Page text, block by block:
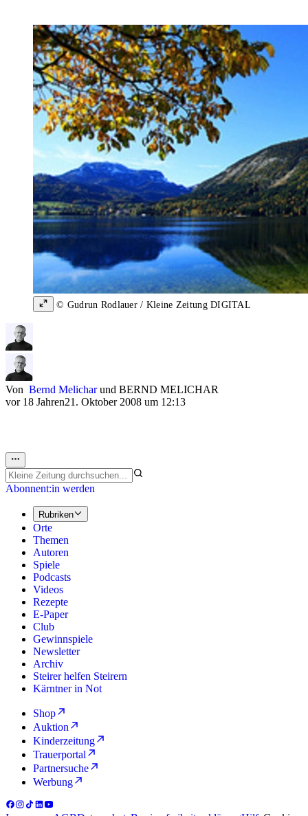
© Gudrun Rodlauer / Kleine Zeitung DIGITAL
Von Bernd Melicharund BERND MELICHAR
vor 18 Jahren21. Oktober 2008 um 12:13
Abonnent:in werden
Rubriken
Orte
Themen
Autoren
Spiele
Podcasts
Videos
Rezepte
E-Paper
Club
Gewinnspiele
Newsletter
Archiv
Steirer helfen Steirern
Kärntner in Not
Shop
Auktion
Kinderzeitung
Trauerportal
Partnersuche
Werbung